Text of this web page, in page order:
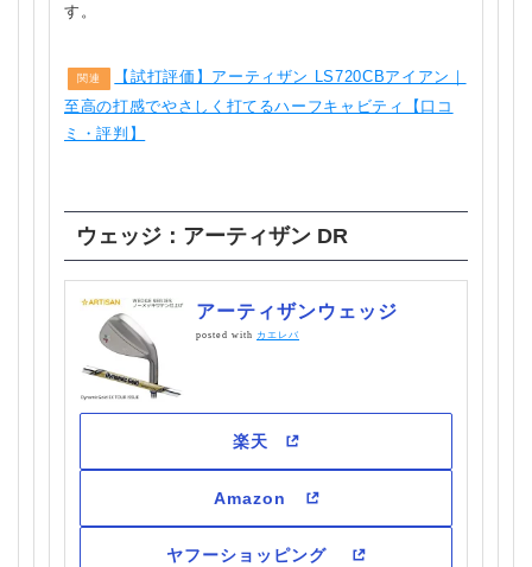
す。
関連
【試打評価】アーティザン LS720CBアイアン｜
至高の打感でやさしく打てるハーフキャビティ【口コ
ミ・評判】
ウェッジ：アーティザン DR
アーティザンウェッジ
posted with カエレバ